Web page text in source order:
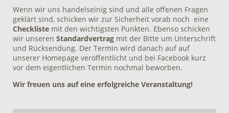
Wenn wir uns handelseinig sind und alle offenen Fragen
geklärt sind, schicken wir zur Sicherheit vorab noch eine
Checkliste mit den wichtigsten Punkten. Ebenso schicken
wir unseren Standardvertrag mit der Bitte um Unterschrift
und Rücksendung. Der Termin wird danach auf auf
unserer Homepage veröffentlicht und bei Facebook kurz
vor dem eigentlichen Termin nochmal beworben.
Wir freuen uns auf eine erfolgreiche Veranstaltung!